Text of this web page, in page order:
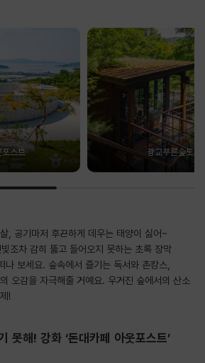
스트 광교푸른숲도서
, 공기마저 후끈하게 데우는 태양이 싫어~
조차 감히 뚫고 들어오지 못하는 초록 장막
나 보세요. 숲속에서 즐기는 독서와 촌캉스,
오감을 자극해줄 거예요. 우거진 숲에서의 산소
!
못해! 강화 ‘돈대카페 아웃포스트’